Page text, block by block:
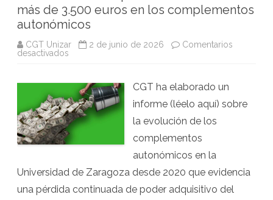
más de 3.500 euros en los complementos
autonómicos
CGT Unizar 2 de junio de 2026
Comentarios
desactivados
UZ
ha
perdido
desde
2020
más
de
en
complementos
CGT ha elaborado un
informe (léelo aquí) sobre
la evolución de los
complementos
autonómicos en la
Universidad de Zaragoza desde 2020 que evidencia
una pérdida continuada de poder adquisitivo del